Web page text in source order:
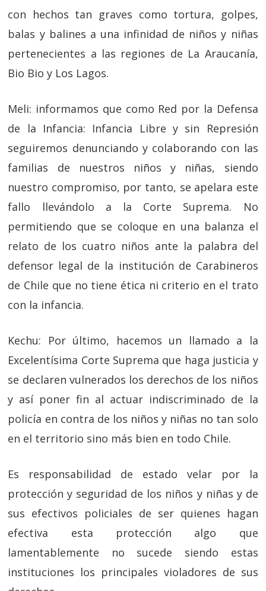
con hechos tan graves como tortura, golpes,
balas y balines a una infinidad de niños y niñas
pertenecientes a las regiones de La Araucanía,
Bio Bio y Los Lagos.
Meli: informamos que como Red por la Defensa
de la Infancia: Infancia Libre y sin Represión
seguiremos denunciando y colaborando con las
familias de nuestros niños y niñas, siendo
nuestro compromiso, por tanto, se apelara este
fallo llevándolo a la Corte Suprema. No
permitiendo que se coloque en una balanza el
relato de los cuatro niños ante la palabra del
defensor legal de la institución de Carabineros
de Chile que no tiene ética ni criterio en el trato
con la infancia.
Kechu: Por último, hacemos un llamado a la
Excelentísima Corte Suprema que haga justicia y
se declaren vulnerados los derechos de los niños
y así poner fin al actuar indiscriminado de la
policía en contra de los niños y niñas no tan solo
en el territorio sino más bien en todo Chile.
Es responsabilidad de estado velar por la
protección y seguridad de los niños y niñas y de
sus efectivos policiales de ser quienes hagan
efectiva esta protección algo que
lamentablemente no sucede siendo estas
instituciones los principales violadores de sus